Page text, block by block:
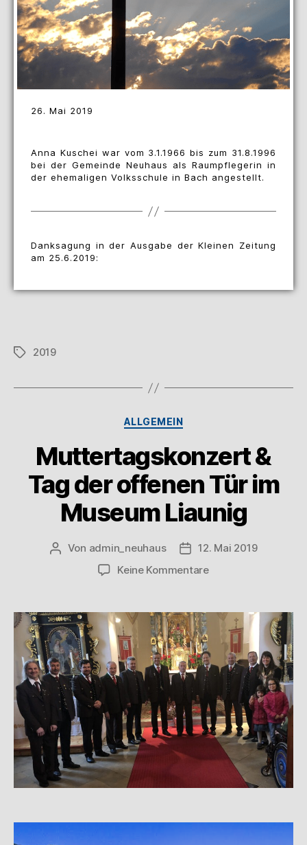
26. Mai 2019
Anna Kuschei war vom 3.1.1966 bis zum 31.8.1996
bei der Gemeinde Neuhaus als Raumpflegerin in
der ehemaligen Volksschule in Bach angestellt.
Danksagung in der Ausgabe der Kleinen Zeitung
am 25.6.2019:
2019
ALLGEMEIN
Muttertagskonzert &
Tag der offenen Tür im
Museum Liaunig
Von admin_neuhaus
12. Mai 2019
Keine Kommentare